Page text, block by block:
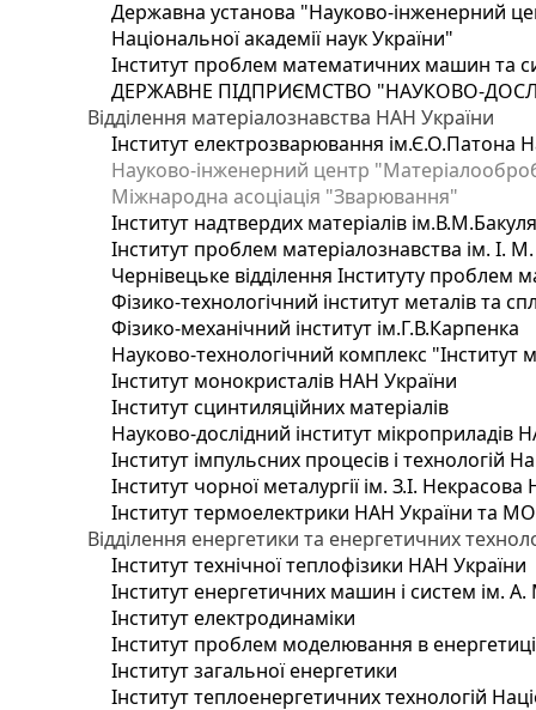
Державна установа "Науково-інженерний
Національної академії наук України"
Інститут проблем математичних машин та
ДЕРЖАВНЕ ПІДПРИЄМСТВО "НАУКОВО-
Відділення матеріалознавства НАН України
Інститут електрозварювання ім.Є.О.Патона
Науково-інженерний центр
Міжнародна асоціація "Зварювання"
Інститут надтвердих матеріалів
Інститут проблем матеріалознавства ім. І.
Чернівецьке відділення Інституту проблем
Фізико-технологічний інститут металів та
Фізико-механічний інститут ім.Г.В.Карпенка
Науково-технологічний комплекс "Інститут
Інститут монокристалів НАН України
Інститут сцинтиляційних матеріалів
Науково-дослідний інститут мікроприладів
Інститут імпульсних процесів і технологій
Інститут чорної металургії ім. З.І.
Інститут термоелектрики НАН України та
Відділення енергетики та енергетичних
Інститут технічної теплофізики НАН України
Інститут енергетичних машин і систем ім.
Інститут електродинаміки
Інститут проблем моделювання в
Інститут загальної енергетики
Інститут теплоенергетичних технологій